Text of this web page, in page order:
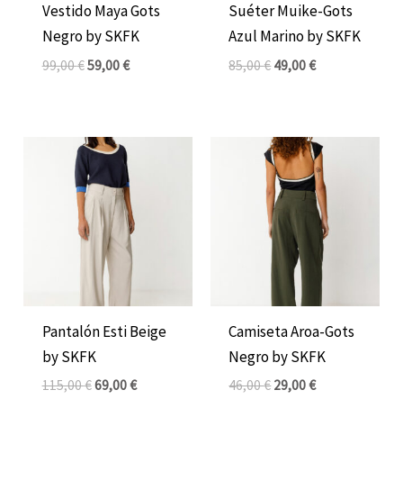
Vestido Maya Gots
Negro by SKFK
99,00€59,00€
Suéter Muike-Gots
Azul Marino by SKFK
85,00€49,00€
Pantalón Esti Beige
by SKFK
115,00€
El
precio
original
era:
115,00 €.
69,00€
Camiseta Aroa-Gots
Negro by SKFK
46,00€
El
precio
original
era:
46,00 €.
29,00€
El
precio
actual
es:
29,00 €.